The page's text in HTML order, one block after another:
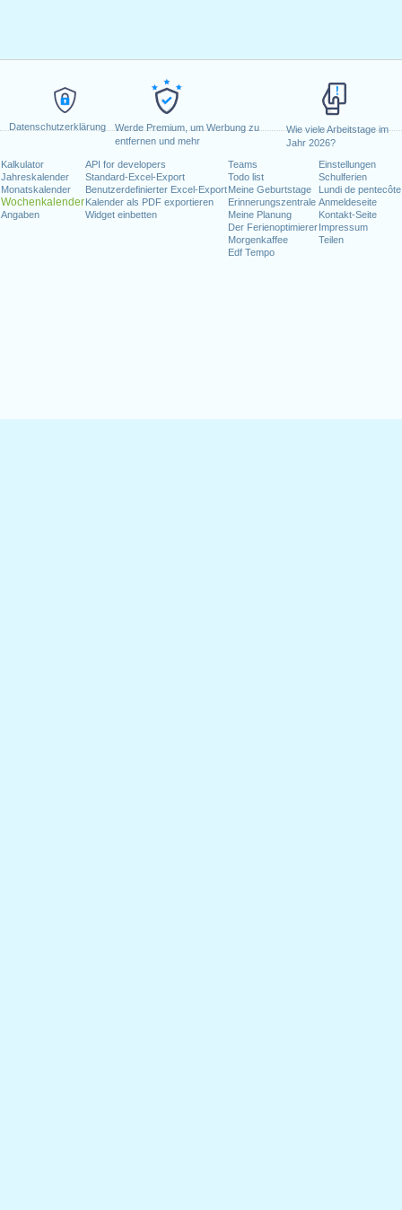
Datenschutzerklärung
Werde Premium, um Werbung zu
entfernen und mehr
Wie viele Arbeitstage im
Jahr 2026?
Kalkulator
Jahreskalender
Monatskalender
Wochenkalender
Angaben
API for developers
Standard-Excel-Export
Benutzerdefinierter Excel-Export
Kalender als PDF exportieren
Widget einbetten
Teams
Todo list
Meine Geburtstage
Erinnerungszentrale
Meine Planung
Der Ferienoptimierer
Morgenkaffee
Edf Tempo
Einstellungen
Schulferien
Lundi de pentecôte
Anmeldeseite
Kontakt-Seite
Impressum
Teilen